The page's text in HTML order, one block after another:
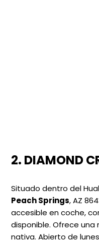
2. DIAMOND
Situado dentro del
Peach Springs, AZ
accesible en coche,
disponible. Ofrece
nativa. Abierto de